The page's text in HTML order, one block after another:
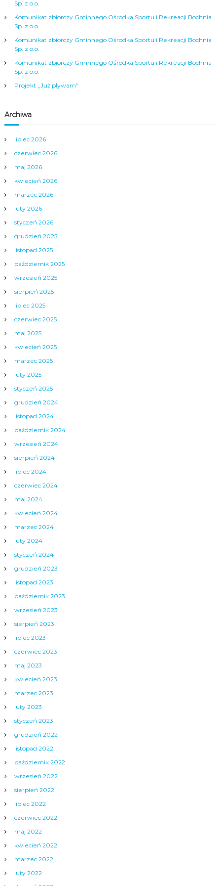
a
w
p
i
u
Sp. z o.o.
Komunikat zbiorczy Gminnego Ośrodka Sportu i Rekreacji Bochnia
Sp. z o.o.
Komunikat zbiorczy Gminnego Ośrodka Sportu i Rekreacji Bochnia
Sp. z o.o.
Komunikat zbiorczy Gminnego Ośrodka Sportu i Rekreacji Bochnia
Sp. z o.o.
Projekt „Już pływam”
Archiwa
lipiec 2026
czerwiec 2026
maj 2026
kwiecień 2026
marzec 2026
luty 2026
styczeń 2026
grudzień 2025
listopad 2025
październik 2025
wrzesień 2025
sierpień 2025
lipiec 2025
czerwiec 2025
maj 2025
kwiecień 2025
marzec 2025
luty 2025
styczeń 2025
grudzień 2024
listopad 2024
październik 2024
wrzesień 2024
sierpień 2024
lipiec 2024
czerwiec 2024
maj 2024
kwiecień 2024
marzec 2024
luty 2024
styczeń 2024
grudzień 2023
listopad 2023
październik 2023
wrzesień 2023
sierpień 2023
lipiec 2023
czerwiec 2023
maj 2023
kwiecień 2023
marzec 2023
luty 2023
styczeń 2023
grudzień 2022
listopad 2022
październik 2022
wrzesień 2022
sierpień 2022
lipiec 2022
czerwiec 2022
maj 2022
kwiecień 2022
marzec 2022
luty 2022